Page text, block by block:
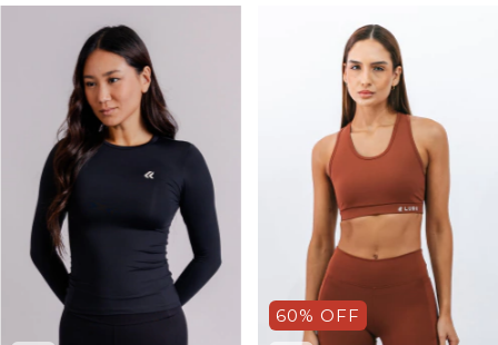
60% OFF